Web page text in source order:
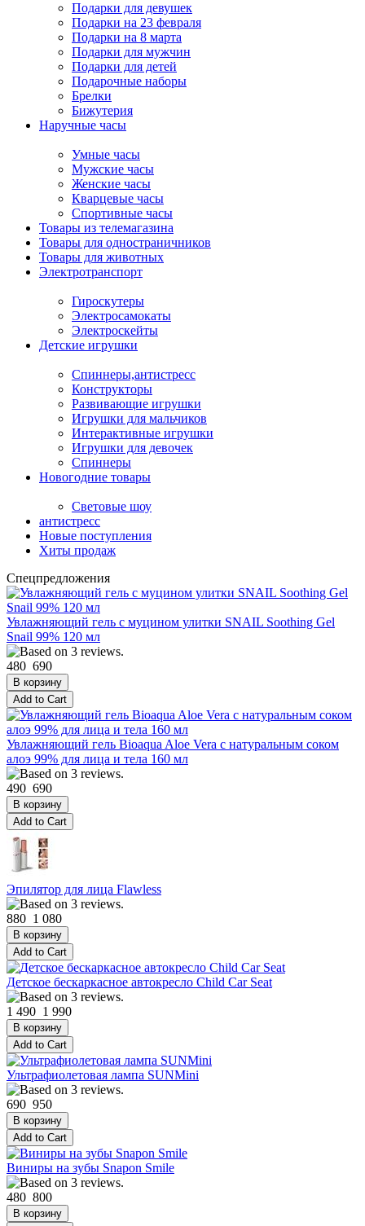
Подарки для девушек
Подарки на 23 февраля
Подарки на 8 марта
Подарки для мужчин
Подарки для детей
Подарочные наборы
Брелки
Бижутерия
Наручные часы
Умные часы
Мужские часы
Женские часы
Кварцевые часы
Спортивные часы
Товары из телемагазина
Товары для одностраничников
Товары для животных
Электротранспорт
Гироскутеры
Электросамокаты
Электроскейты
Детские игрушки
Спиннеры,антистресс
Конструкторы
Развивающие игрушки
Игрушки для мальчиков
Интерактивные игрушки
Игрушки для девочек
Спиннеры
Новогодние товары
Световые шоу
антистресс
Новые поступления
Хиты продаж
Спецпредложения
Увлажняющий гель с муцином улитки SNAIL Soothing Gel
Snail 99% 120 мл
480 690
Увлажняющий гель Bioaqua Aloe Vera с натуральным соком
алоэ 99% для лица и тела 160 мл
490 690
Эпилятор для лица Flawless
880 1 080
Детское бескаркасное автокресло Child Car Seat
1 490 1 990
Ультрафиолетовая лампа SUNMini
690 950
Виниры на зубы Snapon Smile
480 800